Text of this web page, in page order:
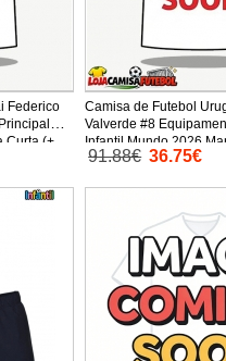
Federico
Curta (+
Camisa de Futebol
Valverde #8
Infantil Mundo 2026
Calças curtas)
91.88€ 36.75€